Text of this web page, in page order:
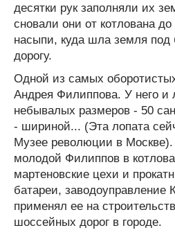
десятки рук заполняли их
сновали они от котлована
насыпи, куда шла земля
дорогу.
Одной из самых
Андрея Филиппова. У него и
небывалых размеров - 50
- шириной... (Эта лопата
Музее революции в
молодой Филиппов в
мартеновские цехи и
батареи, заводоуправление
применял ее на
шоссейных дорог в городе.